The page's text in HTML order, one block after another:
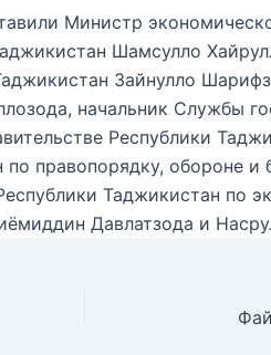
Министр
Шамсулло
Зайнулло
начальник Службы
Республики
правопорядку, обороне и
Таджикистан по
Давлатзода и